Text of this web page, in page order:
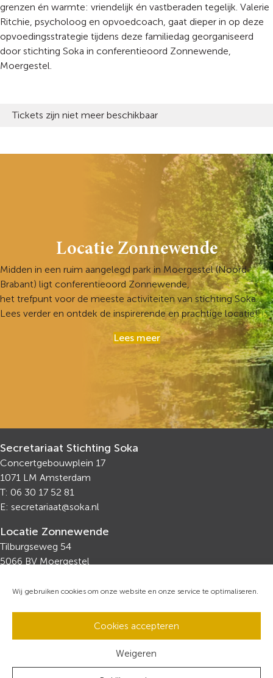
Wij gebruiken cookies om onze website en onze service te optimaliseren.
Cookies accepteren
Weigeren
grenzen én warmte: vriendelijk én vastberaden tegelijk. Valerie
Ritchie, psycholoog en opvoedcoach, gaat dieper in op deze
opvoedingsstrategie tijdens deze familiedag georganiseerd
door stichting Soka in conferentieoord Zonnewende,
Moergestel.
Tickets zijn niet meer beschikbaar
Locatie Zonnewende
Midden in een ruim aangelegd park in Moergestel (Noord-
Brabant) ligt conferentieoord Zonnewende,
het trefpunt voor de meeste activiteiten van stichting Soka.
Lees verder en ontdek de inspirerende en prachtige locatie!
Lees meer
Secretariaat Stichting Soka
Concertgebouwplein 17
1071 LM Amsterdam
T: 06 30 17 52 81
E: secretariaat@soka.nl
Locatie Zonnewende
Tilburgseweg 54
5066 BV Moergestel
F: 013-513 3092
Volg ons via
Bent u tevreden? Zo ja, zeg het voort.